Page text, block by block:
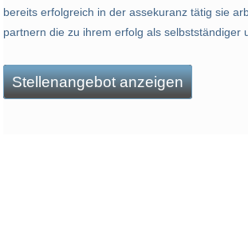
bereits erfolgreich in der assekuranz tätig sie
partnern die zu ihrem erfolg als selbstständiger
Stellenangebot anzeigen